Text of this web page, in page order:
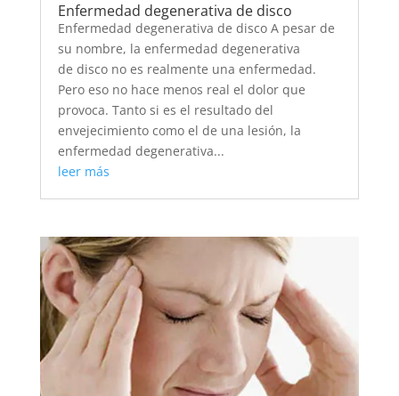
Enfermedad degenerativa de disco
Enfermedad degenerativa de disco A pesar de
su nombre, la enfermedad degenerativa
de disco no es realmente una enfermedad.
Pero eso no hace menos real el dolor que
provoca. Tanto si es el resultado del
envejecimiento como el de una lesión, la
enfermedad degenerativa...
leer más